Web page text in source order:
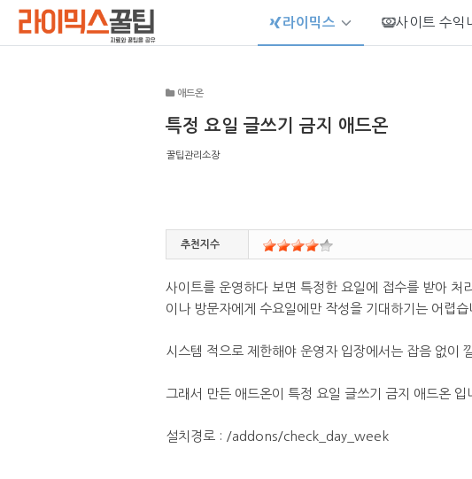
라이믹스 사이트 수익
애드온
특정 요일 글쓰기 금지 애드온
꿀팁관리소장
추천지수
사이트를 운영하다 보면 특정한 요일에 접수를 받아
이나 방문자에게 수요일에만 작성을 기대하기는 어렵습
시스템 적으로 제한해야 운영자 입장에서는 잡음 없이
그래서 만든 애드온이 특정 요일 글쓰기 금지 애드온 입
설치경로 : /addons/check_day_week
Sketchbook5, 스케치북5